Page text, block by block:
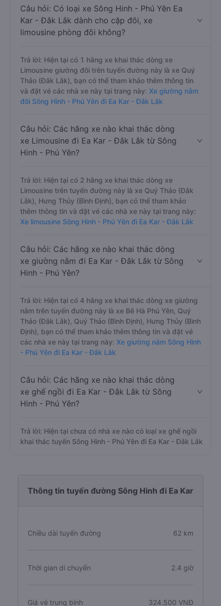
Câu hỏi: Có loại xe Sông Hinh - Phú Yên Ea
Kar - Đắk Lắk dành cho cặp đôi, xe
limousine phòng đôi không?
Trả lời: Hiện tại có 1 hãng xe khai thác dòng xe
Limousine giường đôi trên tuyến đường này là xe Quý
Thảo (Đắk Lắk), bạn có thể tham khảo thêm thông tin
và đặt vé các nhà xe này tại trang này: Xe giường nằm
đôi Sông Hinh - Phú Yên đi Ea Kar - Đắk Lắk
Câu hỏi: Các hãng xe nào khai thác dòng
xe Limousine đi Ea Kar - Đắk Lắk từ Sông
Hinh - Phú Yên?
Trả lời: Hiện tại có 2 hãng xe khai thác dòng xe
Limousine trên tuyến đường này là xe Quý Thảo (Đắk
Lắk), Hưng Thủy (Bình Định), bạn có thể tham khảo
thêm thông tin và đặt vé các nhà xe này tại trang này:
Xe limousine Sông Hinh - Phú Yên đi Ea Kar - Đắk Lắk
Câu hỏi: Các hãng xe nào khai thác dòng
xe giường nằm đi Ea Kar - Đắk Lắk từ Sông
Hinh - Phú Yên?
Trả lời: Hiện tại có 4 hãng xe khai thác dòng xe giường
nằm trên tuyến đường này là xe Bê Hà Phú Yên, Quý
Thảo (Đắk Lắk), Quý Thảo (Bình Định), Hưng Thủy (Bình
Định), bạn có thể tham khảo thêm thông tin và đặt vé
các nhà xe này tại trang này: Xe giường nằm Sông Hinh
- Phú Yên đi Ea Kar - Đắk Lắk
Câu hỏi: Các hãng xe nào khai thác dòng
xe ghế ngồi đi Ea Kar - Đắk Lắk từ Sông
Hinh - Phú Yên?
Trả lời: Hiện tại chưa có nhà xe nào có loại xe ghế ngồi
khai thác tuyến Sông Hinh - Phú Yên đi Ea Kar - Đắk Lắk
Thông tin tuyến đường Sông Hinh đi Ea Kar
Chiều dài tuyến đường 62 km
Thời gian di chuyển 2.4 giờ
Giá vé trung bình 324.500 VNĐ